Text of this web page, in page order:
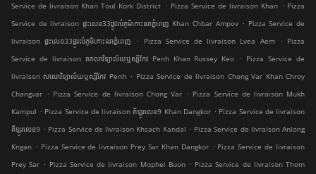
Service de livraison Khan Toul Kork District . Pizza Service de livraison Khan . Pizza
Service de livraison ផ្ទះលេខ33ផ្លូវលំភូមិកោះនរាភ្នំពេញ Khan Chbar Ampov . Pizza Service de
livraison ផ្ទះលេខ33ផ្លូវលំភូមិកោះនរាភ្នំពេញ
. Pizza Service de livraison Lvea Aem . Pizza
Service de livraison សាលាវិទ្យាល័យឬស្សីកែវ Penh Khan Russey Keo
. Pizza Service de
livraison សាលាវិទ្យាល័យឬស្សីកែវ Penh . Pizza Service de livraison Chong Var Khan Chroy
Changvar . Pizza Service de livraison Chong Var . Pizza Service de livraison Mukh
Kampul . Pizza Service de livraison គីឡូរលេខ9 Khan Dangkor . Pizza Service de livraison
គីឡូរលេខ9 . Pizza Service de livraison Khsach Kandal . Pizza Service de livraison Anlong
Kngan . Pizza Service de livraison Prey Sar Khan Dangkor . Pizza Service de livraison
Prey Sar . Pizza Service de livraison Mophei Buon . Pizza Service de livraison Thom